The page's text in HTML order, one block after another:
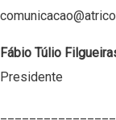
Fábio Túlio
Presidente